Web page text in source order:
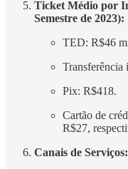
Ticket Médio por
Semestre de 2023):
TED: R$46
Transferência
Pix: R$418.
Cartão de
R$27,
Canais de Serviços: